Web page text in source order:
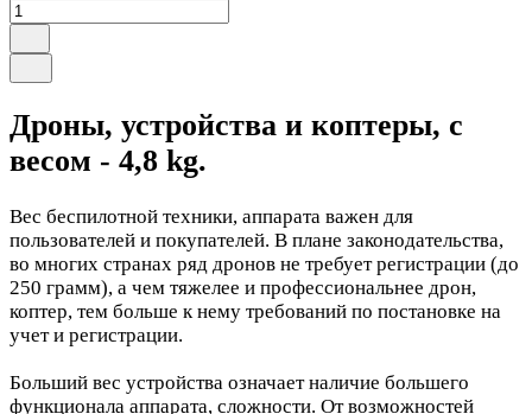
Дроны, устройства и коптеры, с
весом - 4,8 kg.
Вес беспилотной техники, аппарата важен для
пользователей и покупателей. В плане законодательства,
во многих странах ряд дронов не требует регистрации (до
250 грамм), а чем тяжелее и профессиональнее дрон,
коптер, тем больше к нему требований по постановке на
учет и регистрации.
Больший вес устройства означает наличие большего
функционала аппарата, сложности. От возможностей